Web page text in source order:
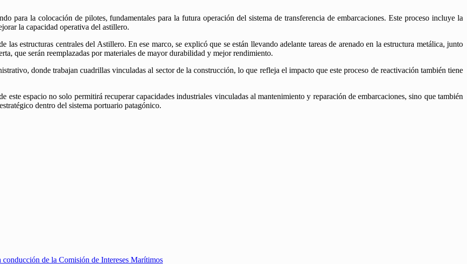
para la colocación de pilotes, fundamentales para la futura operación del sistema de transferencia de embarcaciones. Este proceso incluye la
la capacidad operativa del astillero.
las estructuras centrales del Astillero. En ese marco, se explicó que se están llevando adelante tareas de arenado en la estructura metálica, junto
que serán reemplazadas por materiales de mayor durabilidad y mejor rendimiento.
donde trabajan cuadrillas vinculadas al sector de la construcción, lo que refleja el impacto que este proceso de reactivación también tiene
este espacio no solo permitirá recuperar capacidades industriales vinculadas al mantenimiento y reparación de embarcaciones, sino que también
dentro del sistema portuario patagónico.
de la Comisión de Intereses Marítimos